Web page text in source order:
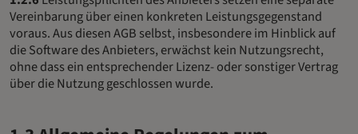
Vereinbarung über einen konkreten Leistungsgegenstand
voraus. Aus diesen AGB selbst, insbesondere im Hinblick auf
die Software des Anbieters, erwächst kein Nutzungsrecht,
ohne dass ein entsprechender Lizenz- oder sonstiger Vertrag
über die Nutzung geschlossen wurde.